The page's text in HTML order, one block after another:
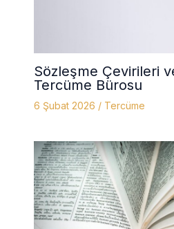
Sözleşme Çevirileri
Tercüme Bürosu
6 Şubat 2026 / Tercüme